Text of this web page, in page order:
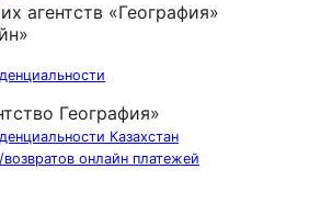
агентств «География»
География»
Казахстан
онлайн платежей